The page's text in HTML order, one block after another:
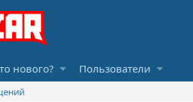
нового? Пользователи